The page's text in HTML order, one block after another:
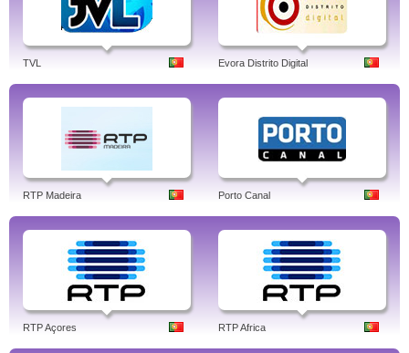
TVL Evora Distrito Digital
RTP Madeira Porto Canal
RTP Açores RTP Africa